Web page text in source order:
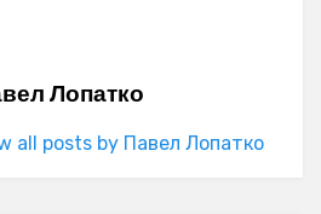
Лопатко
all posts by Павел Лопатко